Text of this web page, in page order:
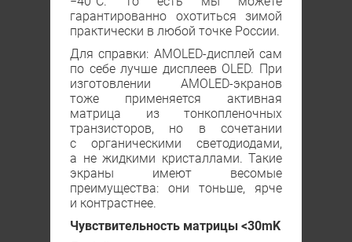
гарантированно охотиться зимой
практически в любой точке России.
Для справки: AMOLED-дисплей сам
по себе лучше дисплеев OLED. При
изготовлении AMOLED-экранов
тоже применяется активная
матрица из тонкопленочных
транзисторов, но в сочетании
с органическими светодиодами,
а не жидкими кристаллами. Такие
экраны имеют весомые
преимущества: они тоньше, ярче
и контрастнее.
Чувствительность матрицы <30mK